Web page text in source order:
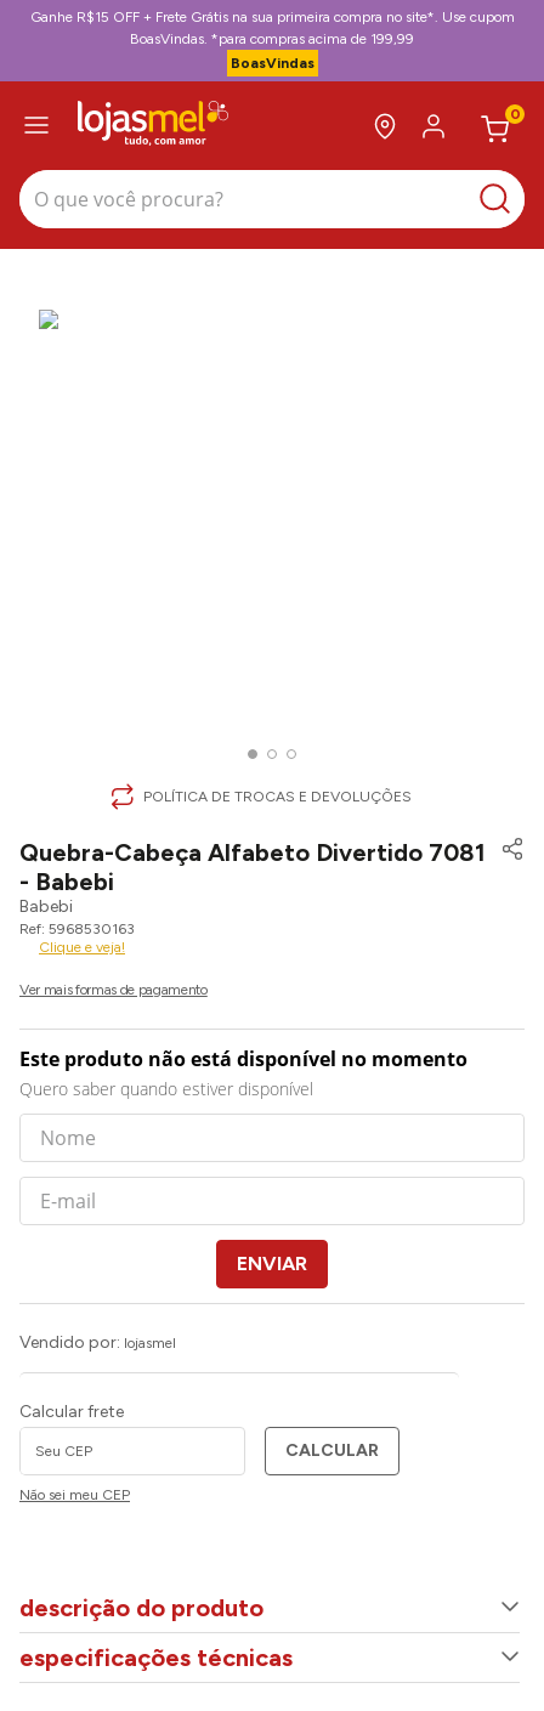
Ganhe R$15 OFF + Frete Grátis na sua primeira compra no site*. Use cupom
BoasVindas. *para compras acima de 199,99
BoasVindas
0
O que você procura?
POLÍTICA DE TROCAS E DEVOLUÇÕES
Quebra-Cabeça Alfabeto Divertido 7081
- Babebi
Babebi
5968530163
Clique e veja!
Este produto não está disponível no momento
Quero saber quando estiver disponível
ENVIAR
Vendido por: lojasmel
Calcular frete
CALCULAR
Não sei meu CEP
descrição do produto
especificações técnicas